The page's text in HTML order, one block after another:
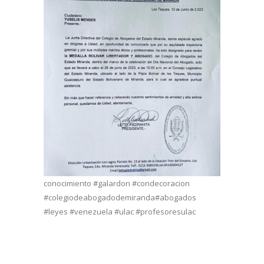
conocimiento #galardon #condecoracion
#colegiodeabogadodemiranda#abogados
#leyes #venezuela #ulac #profesoresulac